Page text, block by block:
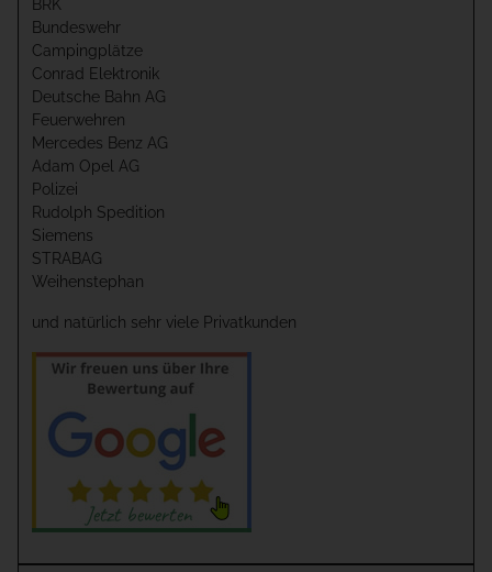
BRK
Bundeswehr
Campingplätze
Conrad Elektronik
Deutsche Bahn AG
Feuerwehren
Mercedes Benz AG
Adam Opel AG
Polizei
Rudolph Spedition
Siemens
STRABAG
Weihenstephan
und natürlich sehr viele Privatkunden